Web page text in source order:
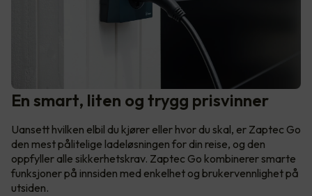
En smart, liten og trygg prisvinner
Uansett hvilken elbil du kjører eller hvor du skal, er Zaptec Go
den mest pålitelige ladeløsningen for din reise, og den
oppfyller alle sikkerhetskrav. Zaptec Go kombinerer smarte
funksjoner på innsiden med enkelhet og brukervennlighet på
utsiden.